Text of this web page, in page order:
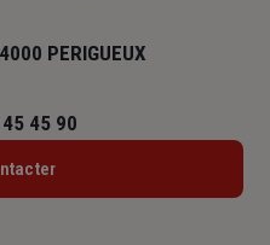
PERIGUEUX
/ 13h30 – 17h30
45 90